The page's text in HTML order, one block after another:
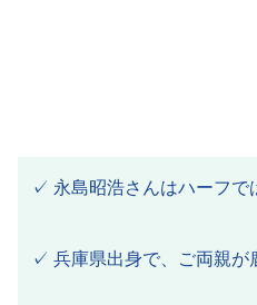
✓ 永島昭浩さんはハーフで
✓ 兵庫県出身で、ご両親が